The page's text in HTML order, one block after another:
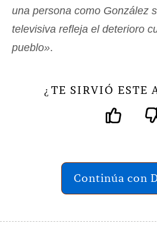
una persona como González
televisiva refleja el deterioro
pueblo».
¿ TE SIRVIÓ ESTE
Continúa con